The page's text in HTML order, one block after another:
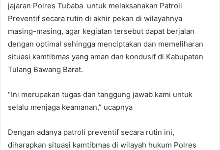
jajaran Polres Tubaba untuk melaksanakan Patroli
Preventif secara rutin di akhir pekan di wilayahnya
masing-masing, agar kegiatan tersebut dapat berjalan
dengan optimal sehingga menciptakan dan memeliharan
situasi kamtibmas yang aman dan kondusif di Kabupaten
Tulang Bawang Barat.
“Ini merupakan tugas dan tanggung jawab kami untuk
selalu menjaga keamanan,” ucapnya
Dengan adanya patroli preventif secara rutin ini,
diharapkan situasi kamtibmas di wilayah hukum Polres